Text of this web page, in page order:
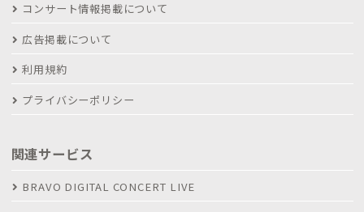
コンサート情報掲載について
広告掲載について
利用規約
プライバシーポリシー
関連サービス
BRAVO DIGITAL CONCERT LIVE